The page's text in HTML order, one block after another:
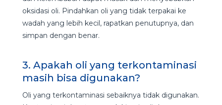
oksidasi oli. Pindahkan oli yang tidak terpakai ke
wadah yang lebih kecil, rapatkan penutupnya, dan
simpan dengan benar.
3. Apakah oli yang terkontaminasi
masih bisa digunakan?
Oli yang terkontaminasi sebaiknya tidak digunakan.